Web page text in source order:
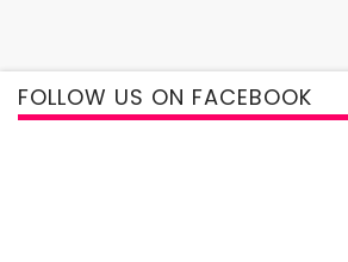
FOLLOW US ON FACEBOOK